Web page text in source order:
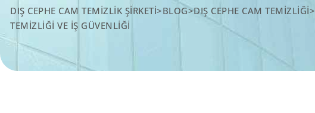
DIŞ CEPHE CAM TEMIZLIK ŞIRKETI>BLOG>DIŞ CEPHE CAM TEMIZLIĞI>
TEMIZLIĞI VE İŞ GÜVENLIĞI